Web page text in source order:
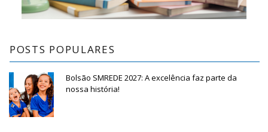
POSTS POPULARES
Bolsão SMREDE 2027: A excelência faz parte da
nossa história!